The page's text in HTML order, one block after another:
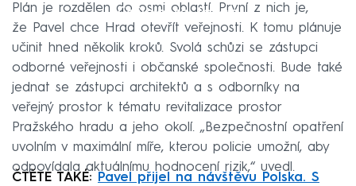
Failed to fetch
Plán je rozdělen do osmi oblastí. První z nich je,
že Pavel chce Hrad otevřít veřejnosti. K tomu plánuje
učinit hned několik kroků. Svolá schůzi se zástupci
odborné veřejnosti i občanské společnosti. Bude také
jednat se zástupci architektů a s odborníky na
veřejný prostor k tématu revitalizace prostor
Pražského hradu a jeho okolí. „Bezpečnostní opatření
uvolním v maximální míře, kterou policie umožní, aby
odpovídala aktuálnímu hodnocení rizik,“ uvedl.
ČTĚTE TAKÉ:
Pavel přijel na návštěvu Polska. S